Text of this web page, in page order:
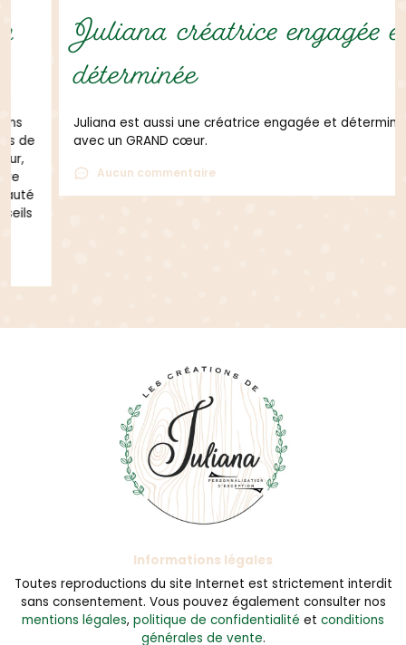
Juliana créatrice engagée et
déterminée
Juliana est aussi une créatrice engagée et déterminée
avec un GRAND cœur.
Aucun commentaire
Informations légales
Toutes reproductions du site Internet est strictement interdit
sans consentement. Vous pouvez également consulter nos
mentions légales, politique de confidentialité et conditions
générales de vente.